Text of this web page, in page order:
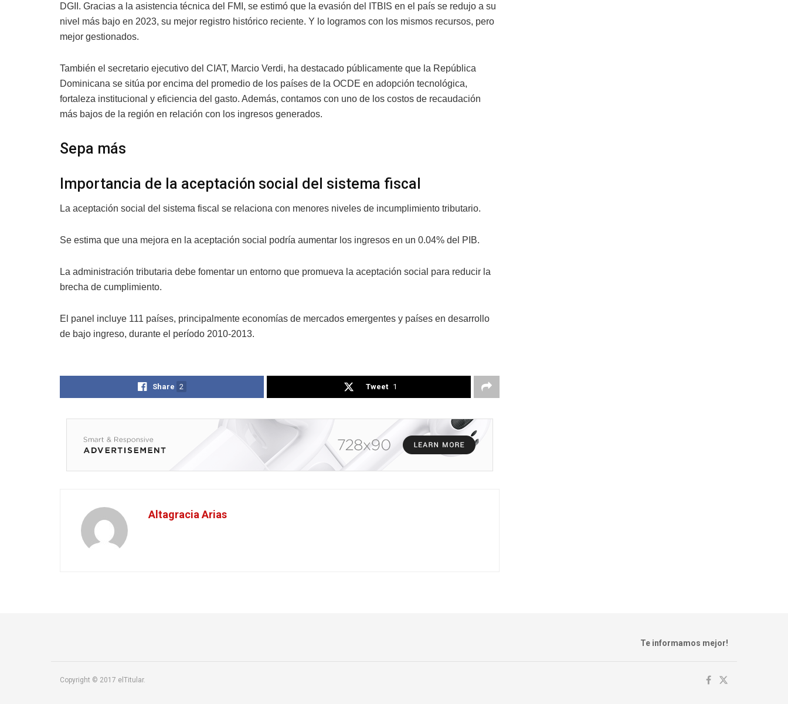
DGII. Gracias a la asistencia técnica del FMI, se estimó que la evasión del ITBIS en el país se redujo a su
nivel más bajo en 2023, su mejor registro histórico reciente. Y lo logramos con los mismos recursos, pero
mejor gestionados.
También el secretario ejecutivo del CIAT, Marcio Verdi, ha destacado públicamente que la República
Dominicana se sitúa por encima del promedio de los países de la OCDE en adopción tecnológica,
fortaleza institucional y eficiencia del gasto. Además, contamos con uno de los costos de recaudación
más bajos de la región en relación con los ingresos generados.
Sepa más
Importancia de la aceptación social del sistema fiscal
La aceptación social del sistema fiscal se relaciona con menores niveles de incumplimiento tributario.
Se estima que una mejora en la aceptación social podría aumentar los ingresos en un 0.04% del PIB.
La administración tributaria debe fomentar un entorno que promueva la aceptación social para reducir la
brecha de cumplimiento.
El panel incluye 111 países, principalmente economías de mercados emergentes y países en desarrollo
de bajo ingreso, durante el período 2010-2013.
Share 2 Tweet 1
Altagracia Arias
Te informamos mejor!
Copyright © 2017 elTitular.